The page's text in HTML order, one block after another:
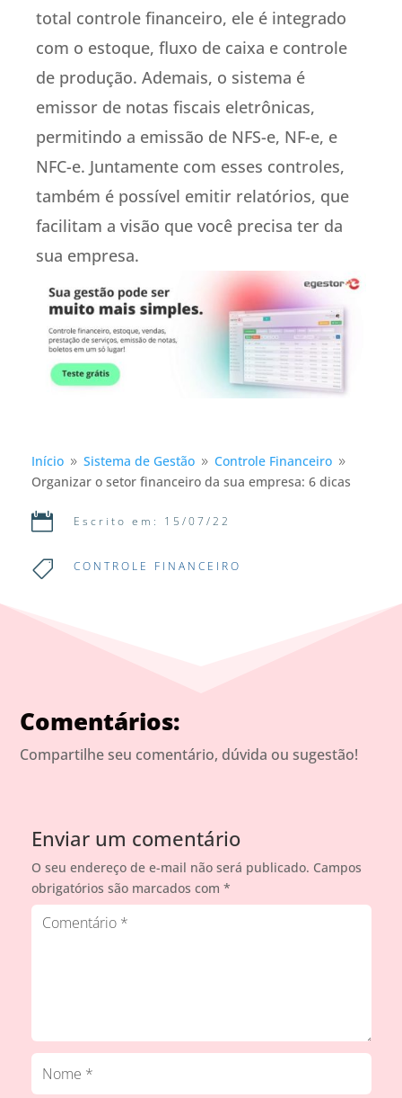
total controle financeiro, ele é integrado
com o estoque, fluxo de caixa e controle
de produção. Ademais, o sistema é
emissor de notas fiscais eletrônicas,
permitindo a emissão de NFS-e, NF-e, e
NFC-e. Juntamente com esses controles,
também é possível emitir relatórios, que
facilitam a visão que você precisa ter da
sua empresa.
Início 9 Sistema de Gestão 9 Controle Financeiro 9
Organizar o setor financeiro da sua empresa: 6 dicas
 Escrito em: 15/07/22
 CONTROLE FINANCEIRO
Comentários:
Compartilhe seu comentário, dúvida ou sugestão!
Enviar um comentário
O seu endereço de e-mail não será publicado. Campos
obrigatórios são marcados com *